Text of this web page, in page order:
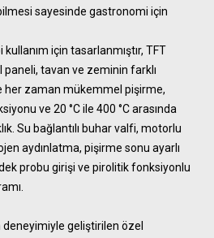
sayesinde gastronomi için
için tasarlanmıştır, TFT
tavan ve zeminin farklı
her zaman mükemmel pişirme,
ve 20 °C ile 400 °C arasında
Su bağlantılı buhar valfi, motorlu
aydınlatma, pişirme sonu ayarlı
probu girişi ve pirolitik fonksiyonlu
geliştirilen özel